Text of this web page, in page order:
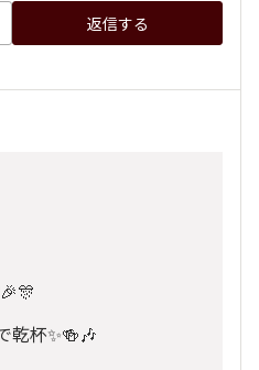
返信する
乾杯✨🍻🎶